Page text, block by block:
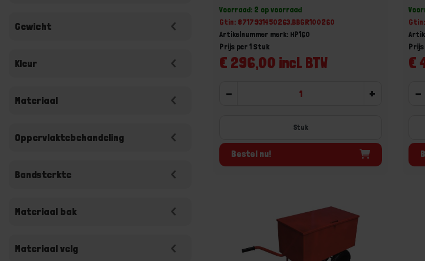
Gewicht
Kleur
Materiaal
Oppervlaktebehandeling
Bandsterkte
Materiaal bak
Materiaal velg
Voorraad: 2 op voorraad
Gtin: 8717931450263,BBGR100260
Artikelnummer merk: HP160
€ 296,00 incl. BTW
Prijs per 1 Stuk
- +
Stuk
Bestel nu!
€
Prijs
-